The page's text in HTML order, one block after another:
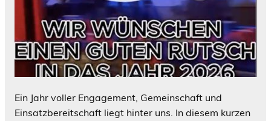
Ein Jahr voller Engagement, Gemeinschaft und
Einsatzbereitschaft liegt hinter uns. In diesem kurzen